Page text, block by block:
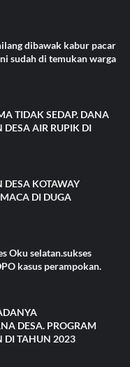
dibawak kabur pacar
sudah di temukan warga
TIDAK SEDAP. DANA
AIR RUPIK DI
KOTAWAY
DI DUGA
Oku selatan.sukses
kasus perampokan.
DESA. PROGRAM
DI TAHUN 2023